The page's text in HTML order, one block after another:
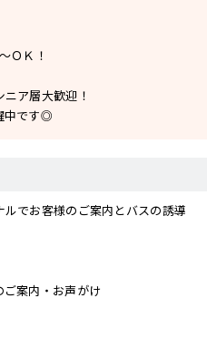
ＯＫ！
ア層大歓迎！
中です◎
でお客様のご案内とバスの誘導
案内・お声がけ